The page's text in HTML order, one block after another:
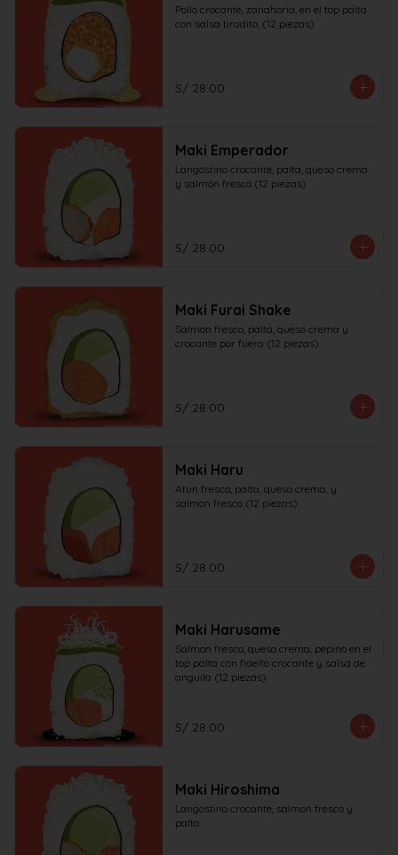
Pollo crocante, zanahoria, en el top palta
con salsa tiradito. (12 piezas)
S/ 28.00
Maki Emperador
Langostino crocante, palta, queso crema
y salmón fresco (12 piezas)
S/ 28.00
Maki Furai Shake
Salmon fresco, palta, queso crema y
crocante por fuera (12 piezas)
S/ 28.00
Maki Haru
Atun fresco, palta, queso crema, y
salmon fresco (12 piezas)
S/ 28.00
Maki Harusame
Salmon fresco, queso crema, pepino en el
top palta con fideito crocante y salsa de
anguila (12 piezas)
S/ 28.00
Maki Hiroshima
Langostino crocante, salmon fresco y
palta